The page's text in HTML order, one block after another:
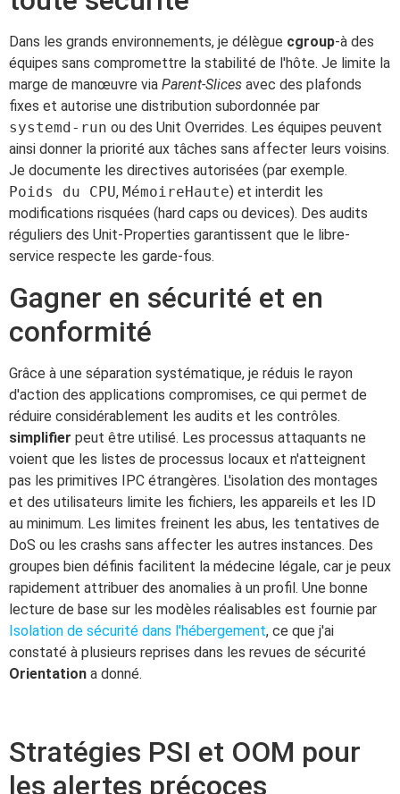
Dans les grands environnements, je délègue cgroup-à des
équipes sans compromettre la stabilité de l'hôte. Je limite la
marge de manœuvre via Parent-Slices avec des plafonds
fixes et autorise une distribution subordonnée par
systemd-run ou des Unit Overrides. Les équipes peuvent
ainsi donner la priorité aux tâches sans affecter leurs voisins.
Je documente les directives autorisées (par exemple.
Poids du CPU, MémoireHaute) et interdit les
modifications risquées (hard caps ou devices). Des audits
réguliers des Unit-Properties garantissent que le libre-
service respecte les garde-fous.
Gagner en sécurité et en
conformité
Grâce à une séparation systématique, je réduis le rayon
d'action des applications compromises, ce qui permet de
réduire considérablement les audits et les contrôles.
simplifier peut être utilisé. Les processus attaquants ne
voient que les listes de processus locaux et n'atteignent
pas les primitives IPC étrangères. L'isolation des montages
et des utilisateurs limite les fichiers, les appareils et les ID
au minimum. Les limites freinent les abus, les tentatives de
DoS ou les crashs sans affecter les autres instances. Des
groupes bien définis facilitent la médecine légale, car je peux
rapidement attribuer des anomalies à un profil. Une bonne
lecture de base sur les modèles réalisables est fournie par
Isolation de sécurité dans l'hébergement, ce que j'ai
constaté à plusieurs reprises dans les revues de sécurité
Orientation a donné.
Stratégies PSI et OOM pour
les alertes précoces